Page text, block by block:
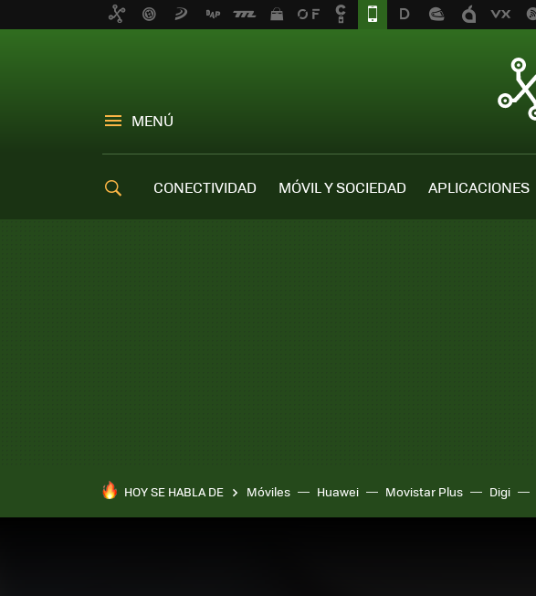
MENÚ
CONECTIVIDAD MÓVIL Y SOCIEDAD APLICACIONES
HOY SE HABLA DE Móviles Huawei Movistar Plus Digi